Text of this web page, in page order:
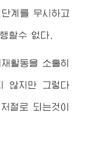
계를 무시하고
할수 없다.
활동을 소홀히
않지만 그렇다
절로 되는것이